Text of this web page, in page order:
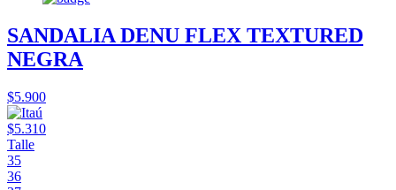
SANDALIA DENU FLEX TEXTURED
NEGRA
$5.900
$5.310
Talle
35
36